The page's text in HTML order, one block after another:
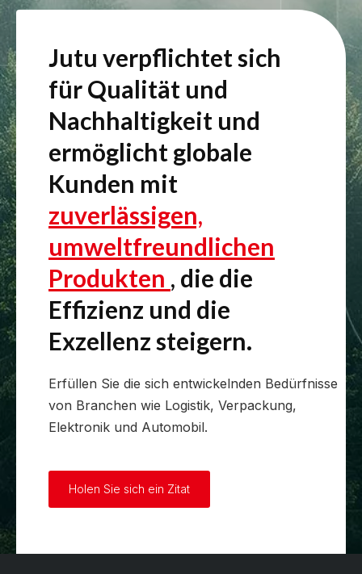
Jutu verpflichtet sich
für Qualität und
Nachhaltigkeit und
ermöglicht globale
Kunden mit
zuverlässigen,
umweltfreundlichen
Produkten , die die
Effizienz und die
Exzellenz steigern.
Erfüllen Sie die sich entwickelnden Bedürfnisse
von Branchen wie Logistik, Verpackung,
Elektronik und Automobil.
Holen Sie sich ein Zitat